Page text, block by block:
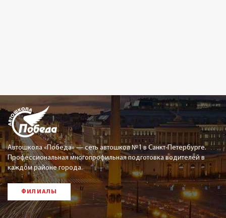
Автошкола «Победа» — сеть автошкол №1 в Санкт-Петербурге.
Профессиональная многопрофильная подготовка водителей в
каждом районе города.
ФИЛИАЛЫ